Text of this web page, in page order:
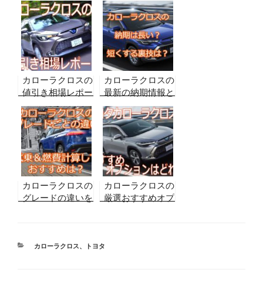
カローラクロスの
値引き相場レポー
ト！【グレード
別・2026年8月最
新】実販売データ
から目標金額を算
出！残価設定型プ
ランのシミュレー
ションも！
カローラクロスの
最新の納期情報と
短縮する方法
カローラクロスの
グレードの違いを
レード！
カローラクロスの
厳選おすすめオプ
覧から解説！
カ
カローラクロス、 トヨタ